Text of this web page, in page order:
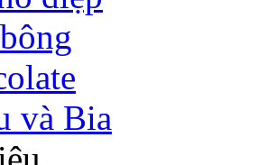
và Bia